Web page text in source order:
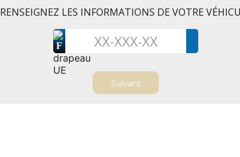
RENSEIGNEZ LES INFORMATIONS DE VOTRE
F